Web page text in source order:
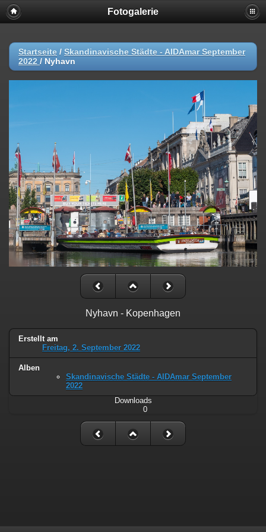
Fotogalerie
Startseite / Skandinavische Städte - AIDAmar September
2022 / Nyhavn
Nyhavn - Kopenhagen
Erstellt am
Freitag, 2. September 2022
Alben
Skandinavische Städte - AIDAmar September
2022
Downloads
0